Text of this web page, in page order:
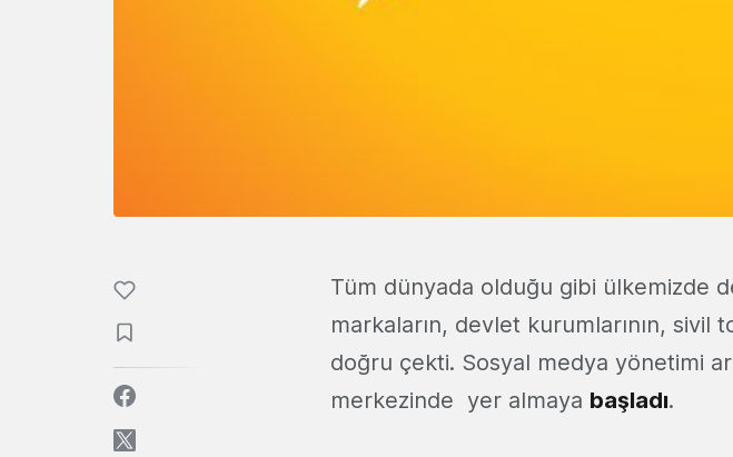
Tüm dünyada olduğu gibi ülkemizde
markaların, devlet kurumlarının, sivil
doğru çekti. Sosyal medya yönetimi
merkezinde yer almaya başladı.